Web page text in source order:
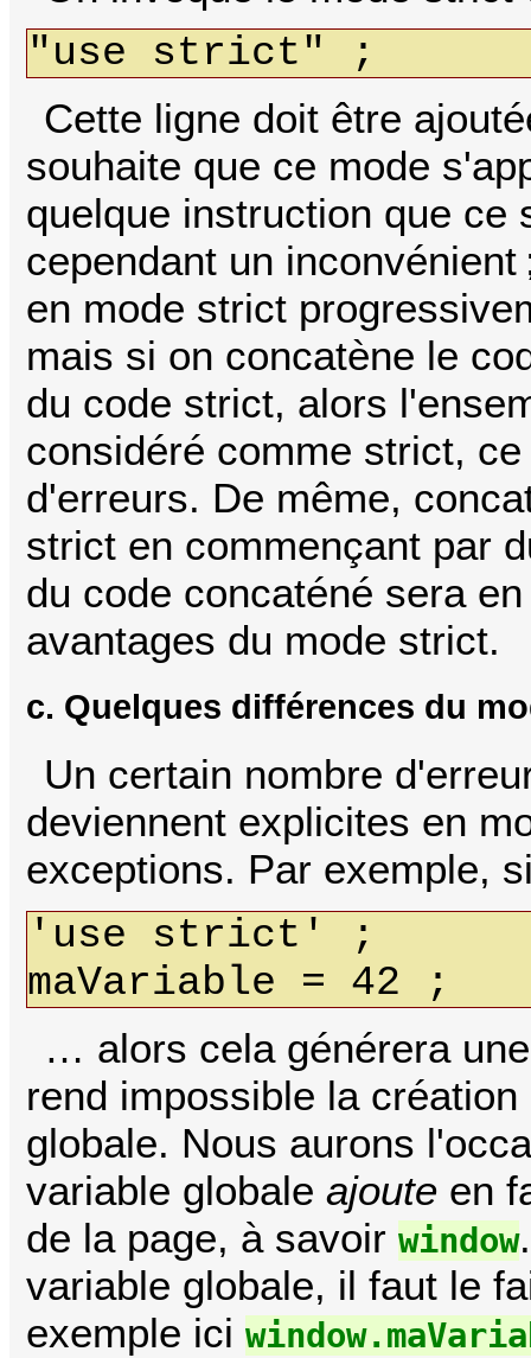
"use strict" ;
Cette ligne doit être
souhaite que ce mode
quelque instruction que ce
cependant un
en mode strict
mais si on concatène le
du code strict, alors
considéré comme strict,
d'erreurs. De même,
strict en commençant par
du code concaténé sera
avantages du mode strict.
c. Quelques différences du
Un certain nombre
deviennent explicites en
exceptions. Par exemple,
'use strict' ;
maVariable = 42 ;
… alors cela générera
rend impossible la
globale. Nous aurons
variable globaleajoute en
de la page, à savoirwindow
variable globale, il faut le
exemple ici